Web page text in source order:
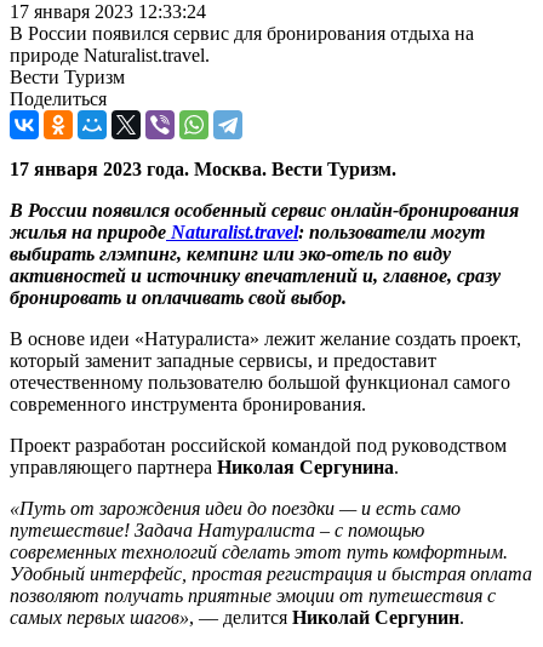
17 января 2023 12:33:24
В России появился сервис для бронирования отдыха на
природе Naturalist.travel.
Вести Туризм
Поделиться
17 января 2023 года. Москва. Вести Туризм.
В России появился особенный сервис онлайн-бронирования
жилья на природе Naturalist.travel: пользователи могут
выбирать глэмпинг, кемпинг или эко-отель по виду
активностей и источнику впечатлений и, главное, сразу
бронировать и оплачивать свой выбор.
В основе идеи «Натуралиста» лежит желание создать проект,
который заменит западные сервисы, и предоставит
отечественному пользователю большой функционал самого
современного инструмента бронирования.
Проект разработан российской командой под руководством
управляющего партнера Николая Сергунина.
«Путь от зарождения идеи до поездки — и есть само
путешествие! Задача Натуралиста – с помощью
современных технологий сделать этот путь комфортным.
Удобный интерфейс, простая регистрация и быстрая оплата
позволяют получать приятные эмоции от путешествия с
самых первых шагов», — делится Николай Сергунин.